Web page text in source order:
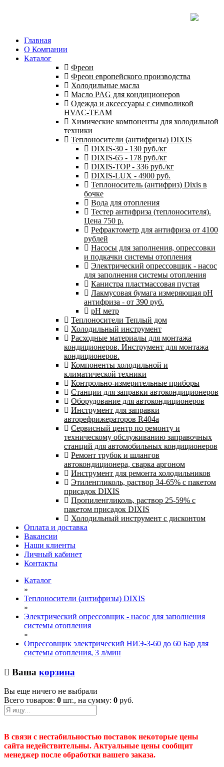
Главная
О Компании
Каталог
Фреон
Фреон европейского производства
Холодильные масла
Масло PAG для кондиционеров
Одежда и аксессуары с символикой
HVAC-TEAM
Химические компоненты для холодильной
техники
Теплоносители (антифризы) DIXIS
DIXIS-30 - 130 руб./кг
DIXIS-65 - 178 руб./кг
DIXIS-ТОP - 336 руб./кг
DIXIS-LUX - 4900 руб.
Теплоноситель (антифриз) Dixis в
бочке
Вода для отопления
Тестер антифриза (теплоносителя).
Цена 750 р.
Рефрактометр для антифриза от 4100
рублей
Насосы для заполнения, опрессовки
и подкачки системы отопления
Электрический опрессовщик - насос
для заполнения системы отопления
Канистра пластмассовая пустая
Лакмусовая бумага измеряющая pH
антифриза - от 390 руб.
pH метр
Теплоносители Теплый дом
Холодильный инструмент
Расходные материалы для монтажа
кондиционеров. Инструмент для монтажа
кондиционеров.
Компоненты холодильной и
климатической техники
Контрольно-измерительные приборы
Станции для заправки автокондиционеров
Оборудование для автокондиционеров
Инструмент для заправки
авторефрижераторов R404a
Сервисный центр по ремонту и
техническому обслуживанию заправочных
станций для автомобильных кондиционеров
Ремонт трубок и шлангов
автокондиционера, сварка аргоном
Инструмент для ремонта холодильников
Этиленгликоль, раствор 34-65% с пакетом
присадок DIXIS
Пропиленгликоль, раствор 25-59% с
пакетом присадок DIXIS
Холодильный инструмент с дисконтом
Оплата и доставка
Вакансии
Наши клиенты
Личный кабинет
Контакты
Каталог
»
Теплоносители (антифризы) DIXIS
»
Электрический опрессовщик - насос для заполнения
системы отопления
»
Опрессовщик электрический НИЭ-3-60 до 60 Бар для
системы отопления, 3 л/мин
Ваша корзина
Вы еще ничего не выбрали
Всего товаров: 0 шт., на сумму: 0 руб.
В связи с нестабильностью поставок некоторые цены
сайта недействительны. Актуальные цены сообщит
менеджер после обработки вашего заказа.